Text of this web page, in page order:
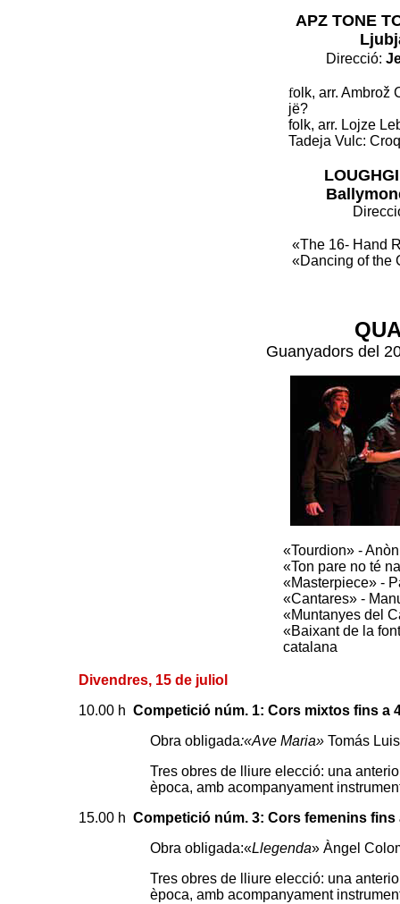
APZ TONE
Direcció:
folk, arr. Ambrož
jë?
folk, arr. Lojze
Tadeja Vulc:
Dire
«The 16- Hand
«Dancing of the
Guanyadors del
«Tourdion» -
«Ton pare no té
«Masterpiece» -
«Cantares» -
«Muntanyes del
«Baixant de la
catalana
Divendres, 15 de juliol
10.00 h Competició núm. 1: Cors mixtos fins a
Obra obligada:«Ave Maria» Tomás
Tres obres de lliure elecció: una
època, amb acompanyament
15.00 h Competició núm. 3: Cors femenins fins
Obra obligada:«Llegenda» Àngel
Tres obres de lliure elecció: una
època, amb acompanyament